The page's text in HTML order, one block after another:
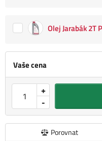
Vaše cena
-
+
Porovnat
Olej Jarabák 2T